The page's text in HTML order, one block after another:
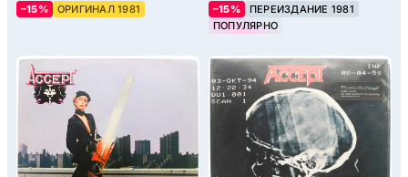
–15% ОРИГИНАЛ 1981 –15%
ПЕРЕИЗДАНИЕ 1981
ПОПУЛЯРНО